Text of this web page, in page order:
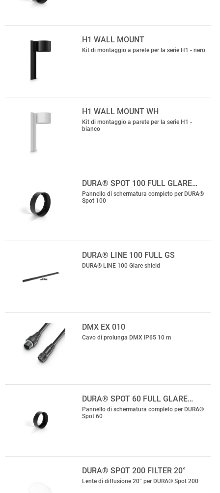
H1 WALL MOUNT
Kit di montaggio a parete per la serie H1 - nero
H1 WALL MOUNT WH
Kit di montaggio a parete per la serie H1 -
bianco
DURA® SPOT 100 FULL GLARE…
Pannello di schermatura completo per DURA®
Spot 100
DURA® LINE 100 FULL GS
DURA® LINE 100 Glare shield
DMX EX 010
Cavo di prolunga DMX IP65 10 m
DURA® SPOT 60 FULL GLARE…
Pannello di schermatura completo per DURA®
Spot 60
DURA® SPOT 200 FILTER 20°
Lente di diffusione 20° per DURA® Spot 200